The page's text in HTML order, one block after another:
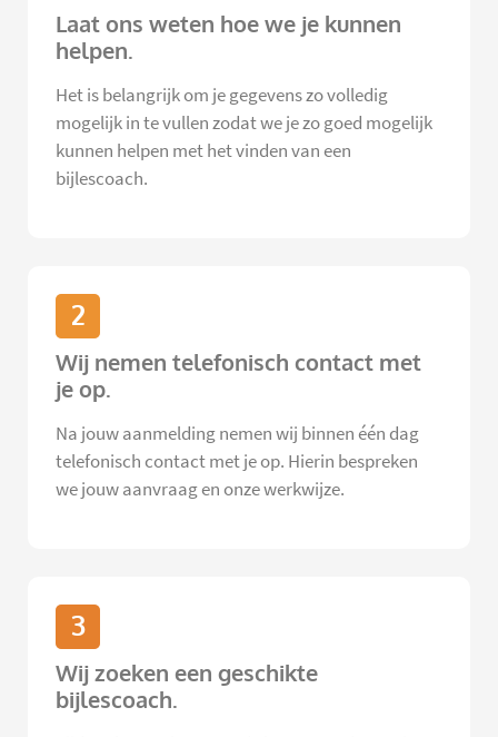
Laat ons weten hoe we je kunnen
helpen.
Het is belangrijk om je gegevens zo volledig
mogelijk in te vullen zodat we je zo goed mogelijk
kunnen helpen met het vinden van een
bijlescoach.
2
Wij nemen telefonisch contact met
je op.
Na jouw aanmelding nemen wij binnen één dag
telefonisch contact met je op. Hierin bespreken
we jouw aanvraag en onze werkwijze.
3
Wij zoeken een geschikte
bijlescoach.